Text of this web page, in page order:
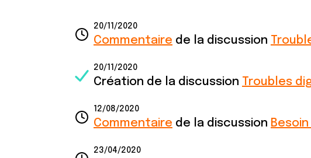
20/11/2020
Commentaire de la discussion
20/11/2020
Création de la discussion Troubles
12/08/2020
Commentaire de la discussion
23/04/2020